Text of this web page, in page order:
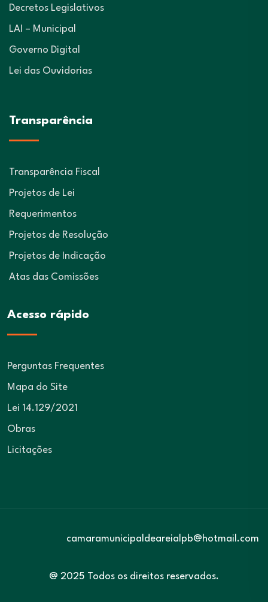
Decretos Legislativos
LAI – Municipal
Governo Digital
Lei das Ouvidorias
Transparência
Transparência Fiscal
Projetos de Lei
Requerimentos
Projetos de Resolução
Projetos de Indicação
Atas das Comissões
Acesso rápido
Perguntas Frequentes
Mapa do Site
Lei 14.129/2021
Obras
Licitações
@ 2025 Todos os direitos reservados.
camaramunicipaldeareialpb@hotmail.com